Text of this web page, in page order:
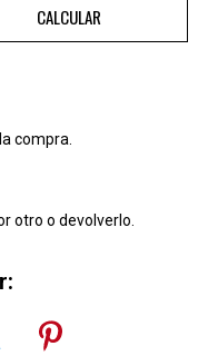
CALCULAR
compra.
otro o devolverlo.